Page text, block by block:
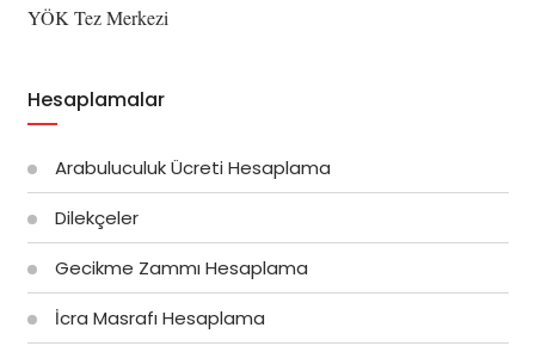
YÖK Tez Merkezi
Hesaplamalar
Arabuluculuk Ücreti Hesaplama
Dilekçeler
Gecikme Zammı Hesaplama
İcra Masrafı Hesaplama